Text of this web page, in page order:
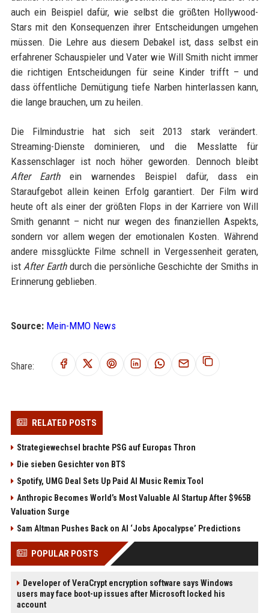
auch ein Beispiel dafür, wie selbst die größten Hollywood-
Stars mit den Konsequenzen ihrer Entscheidungen umgehen
müssen. Die Lehre aus diesem Debakel ist, dass selbst ein
erfahrener Schauspieler und Vater wie Will Smith nicht immer
die richtigen Entscheidungen für seine Kinder trifft – und
dass öffentliche Demütigung tiefe Narben hinterlassen kann,
die lange brauchen, um zu heilen.
Die Filmindustrie hat sich seit 2013 stark verändert.
Streaming-Dienste dominieren, und die Messlatte für
Kassenschlager ist noch höher geworden. Dennoch bleibt
After Earthein warnendes Beispiel dafür, dass ein
Staraufgebot allein keinen Erfolg garantiert. Der Film wird
heute oft als einer der größten Flops in der Karriere von Will
Smith genannt – nicht nur wegen des finanziellen Aspekts,
sondern vor allem wegen der emotionalen Kosten. Während
andere missglückte Filme schnell in Vergessenheit geraten,
istAfter Earthdurch die persönliche Geschichte der Smiths in
Erinnerung geblieben.
Source: Mein-MMO News
Share:
RELATED POSTS
Strategiewechsel brachte PSG auf Europas Thron
Die sieben Gesichter von BTS
Spotify, UMG Deal Sets Up Paid AI Music Remix Tool
Anthropic Becomes World’s Most Valuable AI Startup After $965B
Valuation Surge
Sam Altman Pushes Back on AI ‘Jobs Apocalypse’ Predictions
POPULAR POSTS
Developer of VeraCrypt encryption software says Windows
users may face boot-up issues after Microsoft locked his
account